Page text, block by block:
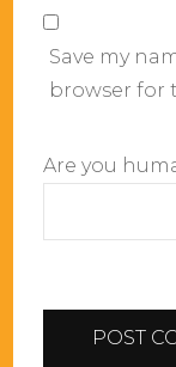
Save my
browser for
Are you